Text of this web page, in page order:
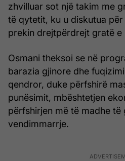
zhvilluar sot një takim me
të qytetit, ku u diskutua
prekin drejtpërdrejt gratë e
Osmani theksoi se në
barazia gjinore dhe
qendror, duke përfshirë
punësimit, mbështetjen
përfshirjen më të madhe të
vendimmarrje.